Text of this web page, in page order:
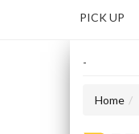
PICK UP
-
Home